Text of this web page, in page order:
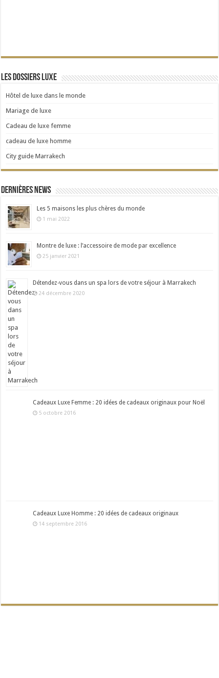
Les dossiers Luxe
Hôtel de luxe dans le monde
Mariage de luxe
Cadeau de luxe femme
cadeau de luxe homme
City guide Marrakech
Dernières news
Les 5 maisons les plus chères du monde
1 mai 2022
Montre de luxe : l’accessoire de mode par excellence
25 janvier 2021
Détendez-vous dans un spa lors de votre séjour à Marrakech
24 décembre 2020
Cadeaux Luxe Femme : 20 idées de cadeaux originaux pour Noël
5 octobre 2016
Cadeaux Luxe Homme : 20 idées de cadeaux originaux
14 septembre 2016